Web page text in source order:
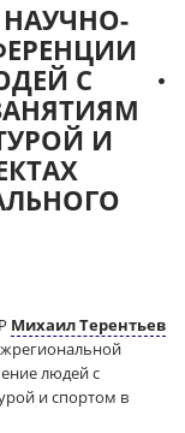
С
И
Михаил Терентьев
людей с
и спортом в